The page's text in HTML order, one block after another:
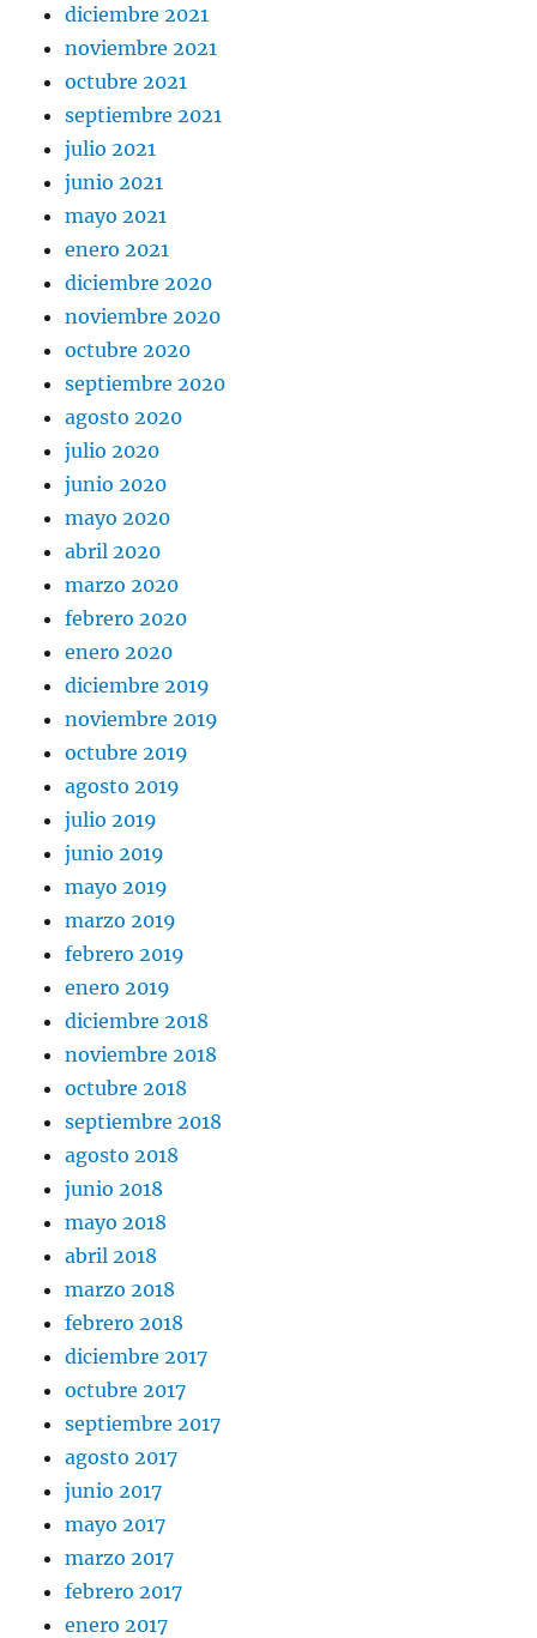
diciembre 2021
noviembre 2021
octubre 2021
septiembre 2021
julio 2021
junio 2021
mayo 2021
enero 2021
diciembre 2020
noviembre 2020
octubre 2020
septiembre 2020
agosto 2020
julio 2020
junio 2020
mayo 2020
abril 2020
marzo 2020
febrero 2020
enero 2020
diciembre 2019
noviembre 2019
octubre 2019
agosto 2019
julio 2019
junio 2019
mayo 2019
marzo 2019
febrero 2019
enero 2019
diciembre 2018
noviembre 2018
octubre 2018
septiembre 2018
agosto 2018
junio 2018
mayo 2018
abril 2018
marzo 2018
febrero 2018
diciembre 2017
octubre 2017
septiembre 2017
agosto 2017
junio 2017
mayo 2017
marzo 2017
febrero 2017
enero 2017